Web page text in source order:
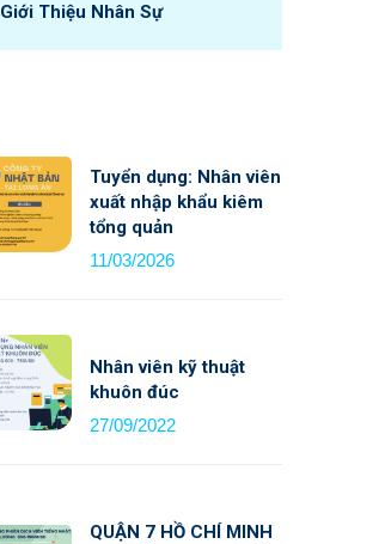
Giới Thiệu Nhân Sự
Tuyển dụng: Nhân viên
xuất nhập khẩu kiêm
tổng quản
11/03/2026
Nhân viên kỹ thuật
khuôn đúc
27/09/2022
QUẬN 7 HỒ CHÍ MINH